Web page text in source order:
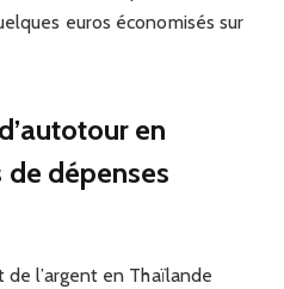
euros économisés sur
en
dépenses
l’argent en Thaïlande